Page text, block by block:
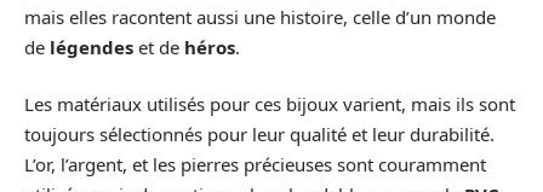
mais elles racontent aussi une histoire, celle d’un monde
de légendes et de héros.
Les matériaux utilisés pour ces bijoux varient, mais ils sont
toujours sélectionnés pour leur qualité et leur durabilité.
L’or, l’argent, et les pierres précieuses sont couramment